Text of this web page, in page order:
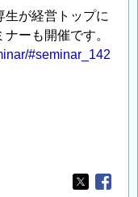
が経営トップに
ーも開催です。
#seminar_142
Opens in